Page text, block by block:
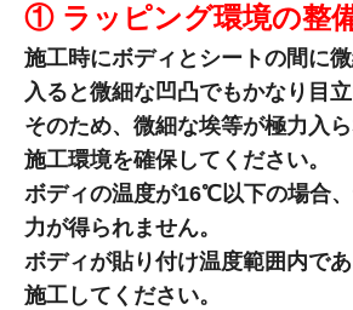
① ラッピング環境の整
施工時にボディとシートの間に
入ると微細な凹凸でもかなり目立
そのため、微細な埃等が極力入
施工環境を確保してください。
ボディの温度が16℃以下の場合
力が得られません。
ボディが貼り付け温度範囲内で
施工してください。